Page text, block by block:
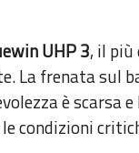
UHP 3, il più
La frenata sul
è scarsa e
condizioni